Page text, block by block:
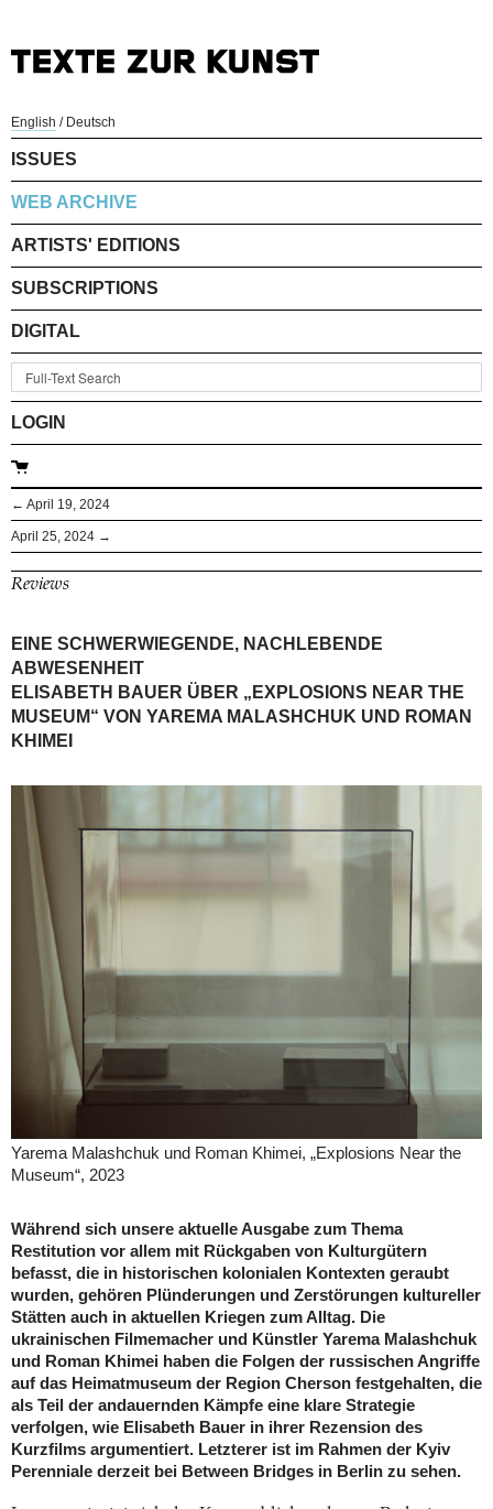
English / Deutsch
ISSUES
WEB ARCHIVE
ARTISTS' EDITIONS
SUBSCRIPTIONS
DIGITAL
LOGIN
← April 19, 2024
April 25, 2024 →
Reviews
EINE SCHWERWIEGENDE, NACHLEBENDE
ABWESENHEIT
ELISABETH BAUER ÜBER „EXPLOSIONS NEAR THE
MUSEUM“ VON YAREMA MALASHCHUK UND ROMAN
KHIMEI
Yarema Malashchuk und Roman Khimei, „Explosions Near the
Museum“, 2023
Während sich unsere aktuelle Ausgabe zum Thema
Restitution vor allem mit Rückgaben von Kulturgütern
befasst, die in historischen kolonialen Kontexten geraubt
wurden, gehören Plünderungen und Zerstörungen kultureller
Stätten auch in aktuellen Kriegen zum Alltag. Die
ukrainischen Filmemacher und Künstler Yarema Malashchuk
und Roman Khimei haben die Folgen der russischen Angriffe
auf das Heimatmuseum der Region Cherson festgehalten, die
als Teil der andauernden Kämpfe eine klare Strategie
verfolgen, wie Elisabeth Bauer in ihrer Rezension des
Kurzfilms argumentiert. Letzterer ist im Rahmen der Kyiv
Perenniale derzeit bei Between Bridges in Berlin zu sehen.